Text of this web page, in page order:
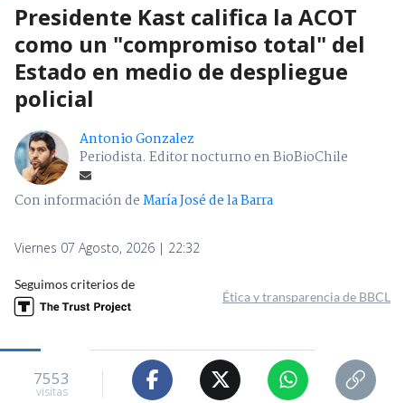
Presidente Kast califica la ACOT
como un "compromiso total" del
Estado en medio de despliegue
policial
Antonio Gonzalez
Periodista. Editor nocturno en BioBioChile
Con información deMaría José de la Barra
Viernes 07 Agosto, 2026 | 22:32
Seguimos criterios de
Ética y transparencia de BBCL
7553
visitas